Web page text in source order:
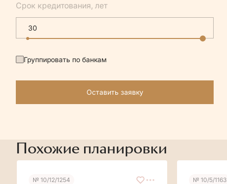
Срок кредитования, лет
Группировать по банкам
Оставить заявку
Похожие планировки
№ 10/12/1254
№ 10/5/1163